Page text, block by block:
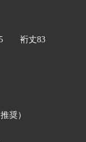
裄丈83
奨）